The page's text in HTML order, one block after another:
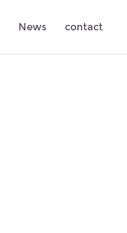
News contact